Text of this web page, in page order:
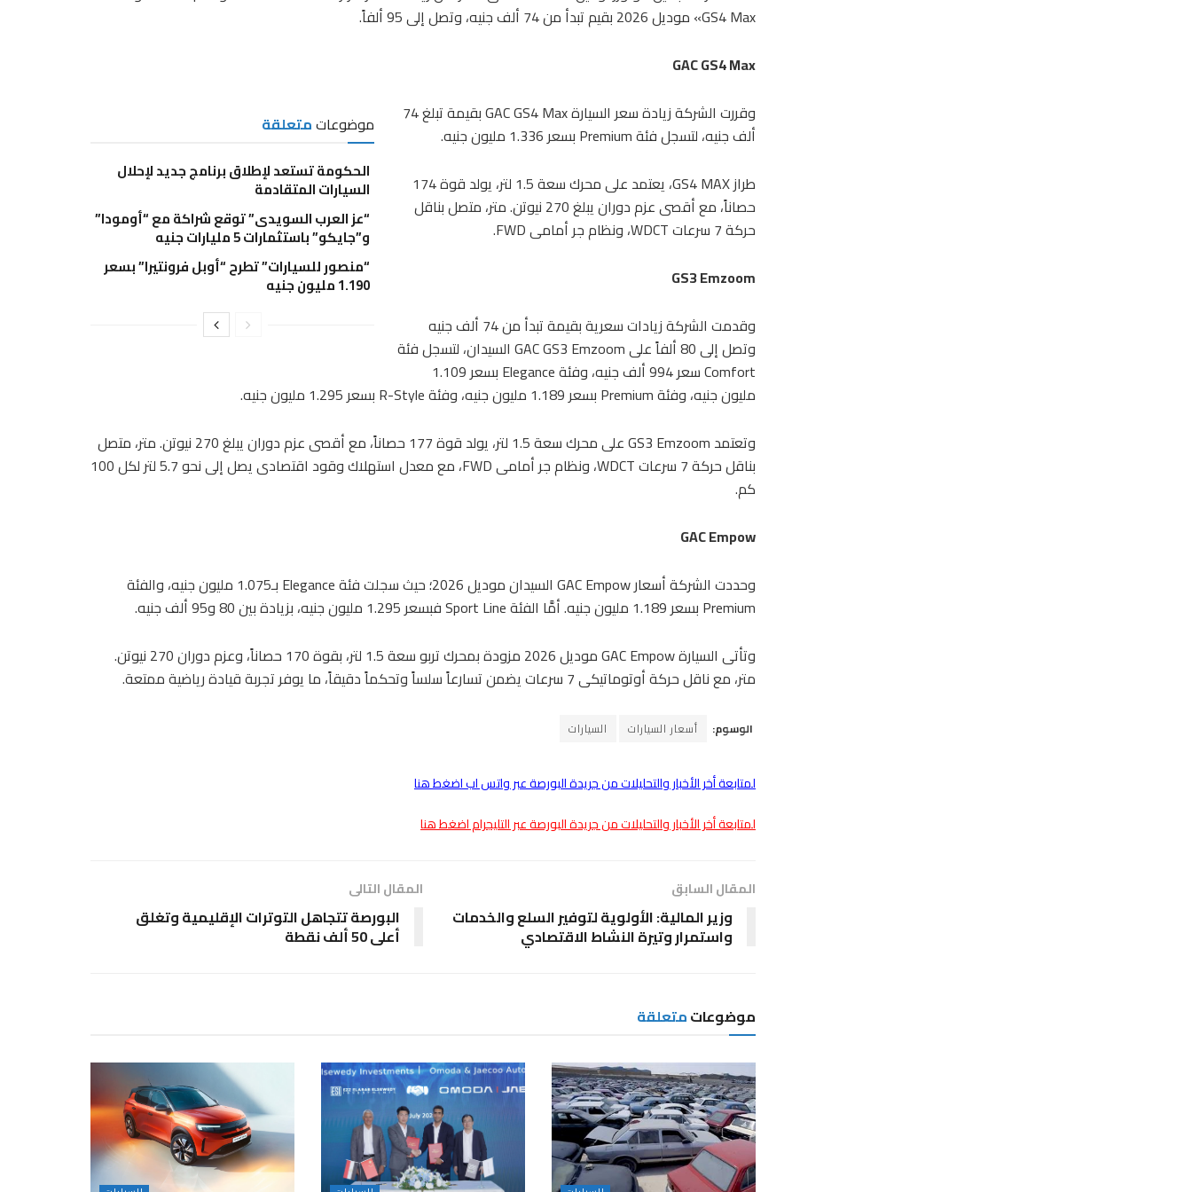
GS4 Max» موديل 2026 بقيم تبدأ من 74 ألف جنيه، وتصل إلى 95 ألفاً.
GAC GS4 Max
موضوعاتمتعلقة
الحكومة تستعد لإطلاق برنامج جديد لإحلال
السيارات المتقادمة
“عز العرب السويدى” توقع شراكة مع “أومودا”
و”جايكو” باستثمارات 5 مليارات جنيه
“منصور للسيارات” تطرح “أوبل فرونتيرا” بسعر
1.190 مليون جنيه
وقررت الشركة زيادة سعر السيارة GAC GS4 Max بقيمة تبلغ 74
ألف جنيه، لتسجل فئة Premium بسعر 1.336 مليون جنيه.
طراز GS4 MAX، يعتمد على محرك سعة 1.5 لتر، يولد قوة 174
حصاناً، مع أقصى عزم دوران يبلغ 270 نيوتن. متر، متصل بناقل
حركة 7 سرعات WDCT، ونظام جر أمامى FWD.
GS3 Emzoom
وقدمت الشركة زيادات سعرية بقيمة تبدأ من 74 ألف جنيه
وتصل إلى 80 ألفاً على GAC GS3 Emzoom السيدان، لتسجل فئة
Comfort سعر 994 ألف جنيه، وفئة Elegance بسعر 1.109
مليون جنيه، وفئة Premium بسعر 1.189 مليون جنيه، وفئة R-Style بسعر 1.295 مليون جنيه.
وتعتمد GS3 Emzoom على محرك سعة 1.5 لتر، يولد قوة 177 حصاناً، مع أقصى عزم دوران يبلغ 270 نيوتن. متر، متصل
بناقل حركة 7 سرعات WDCT، ونظام جر أمامى FWD، مع معدل استهلاك وقود اقتصادى يصل إلى نحو 5.7 لتر لكل 100
كم.
GAC Empow
وحددت الشركة أسعار GAC Empow السيدان موديل 2026؛ حيث سجلت فئة Elegance بـ1.075 مليون جنيه، والفئة
Premium بسعر 1.189 مليون جنيه. أمَّا الفئة Sport Line فبسعر 1.295 مليون جنيه، بزيادة بين 80 و95 ألف جنيه.
وتأتى السيارة GAC Empow موديل 2026 مزودة بمحرك تربو سعة 1.5 لتر، بقوة 170 حصاناً، وعزم دوران 270 نيوتن.
متر، مع ناقل حركة أوتوماتيكى 7 سرعات يضمن تسارعاً سلساً وتحكماً دقيقاً، ما يوفر تجربة قيادة رياضية ممتعة.
الوسوم: أسعار السيارات السيارات
لمتابعة أخر الأخبار والتحليلات من جريدة البورصة عبر واتس اب اضغط هنا
لمتابعة أخر الأخبار والتحليلات من جريدة البورصة عبر التليجرام اضغط هنا
المقال السابق
وزير المالية: الأولوية لتوفير السلع والخدمات
واستمرار وتيرة النشاط الاقتصادي
المقال التالى
البورصة تتجاهل التوترات الإقليمية وتغلق
أعلى 50 ألف نقطة
موضوعاتمتعلقة